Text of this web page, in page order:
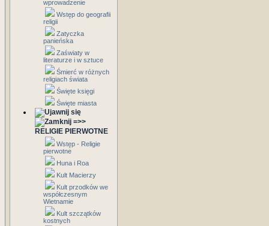
wprowadzenie
Wstęp do geografii
religii
Zatyczka
panieńska
Zaświaty w
literaturze i w sztuce
Śmierć w różnych
religiach świata
Święte księgi
Święte miasta
=>>
RELIGIE PIERWOTNE
Wstęp - Religie
pierwotne
Huna i Roa
Kult Macierzy
Kult przodków we
współczesnym
Wietnamie
Kult szczątków
kostnych